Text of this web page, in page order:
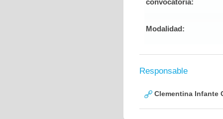
convocatoria:
Modalidad:
Responsable
Clementina Infante